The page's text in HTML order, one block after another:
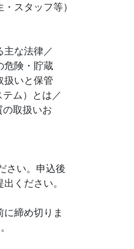
スタッフ等）
な法律／
危険・貯蔵
扱いと保管
ム）とは／
取扱いお
さい。申込後
ください。
締め切りま